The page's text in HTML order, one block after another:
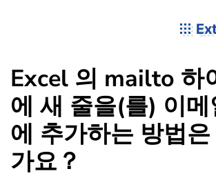
Excel 의 mailto 하
에 새 줄을(를) 이
에 추가하는 방법
가요？